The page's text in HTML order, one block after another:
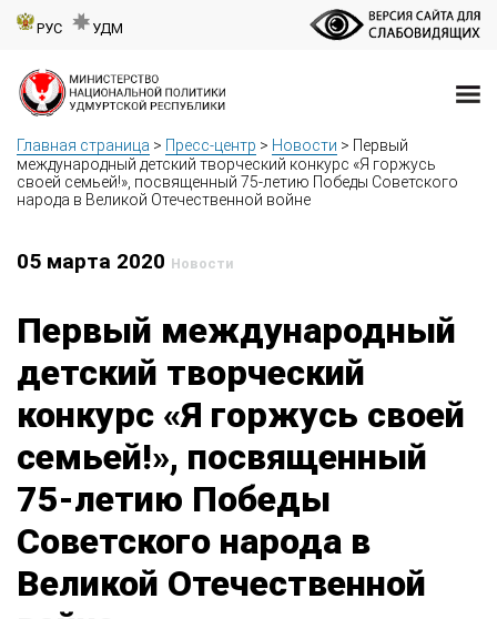
РУС УДМ
Главная страница > Пресс-центр > Новости > Первый
международный детский творческий конкурс «Я горжусь
своей семьей!», посвященный 75-летию Победы Советского
народа в Великой Отечественной войне
05 марта 2020 Новости
Первый международный
детский творческий
конкурс «Я горжусь своей
семьей!», посвященный
75-летию Победы
Советского народа в
Великой Отечественной